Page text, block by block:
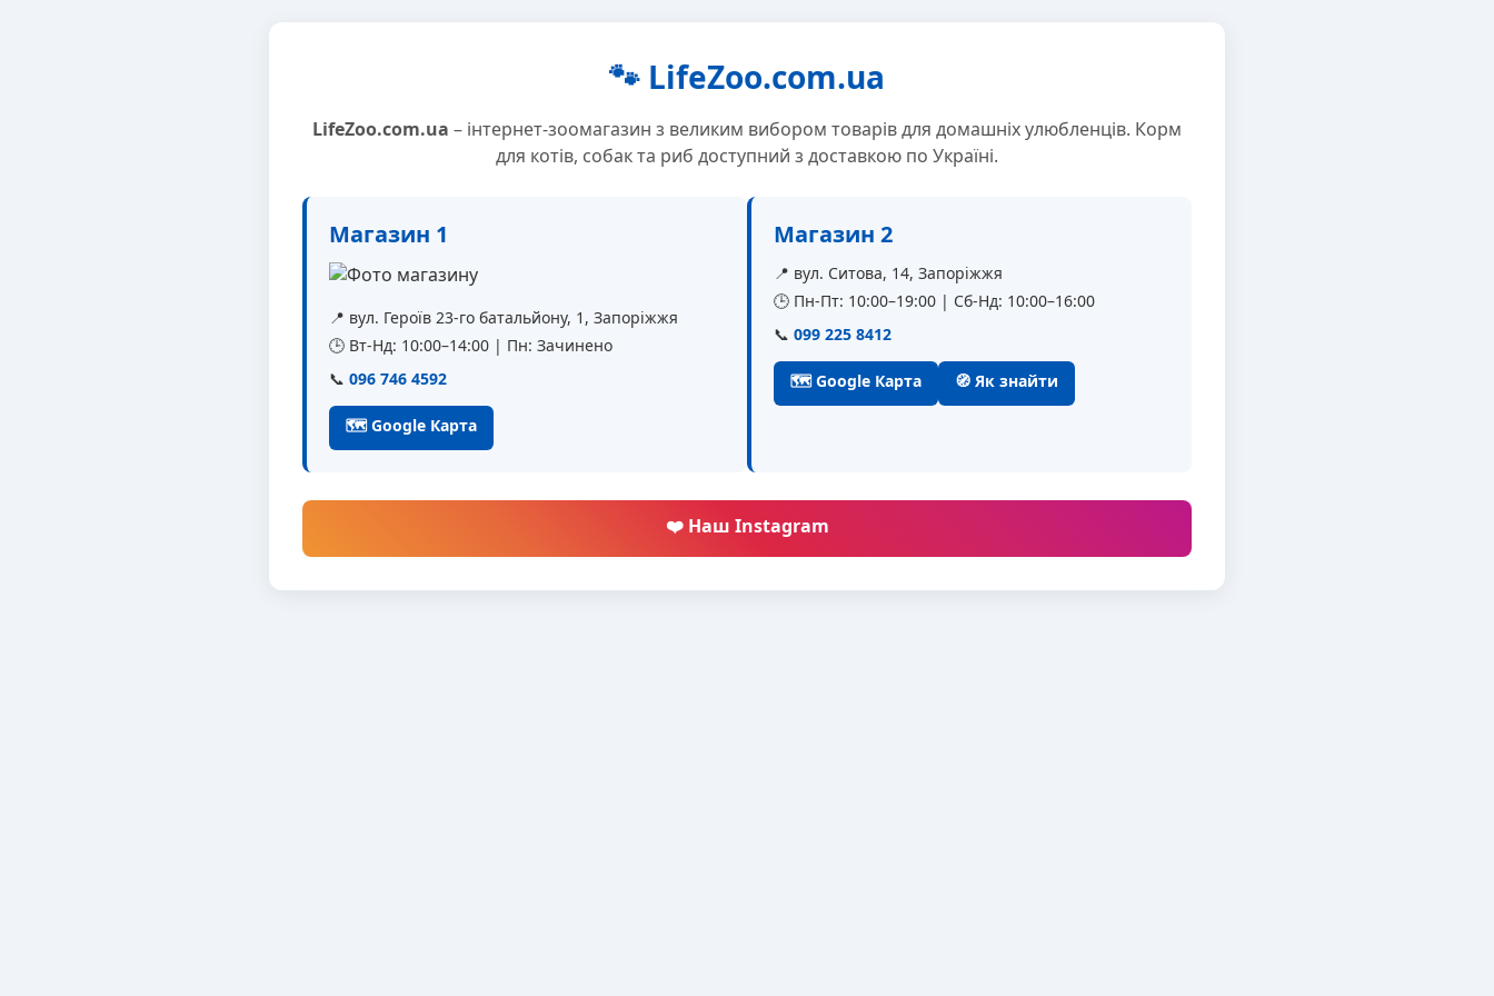
🐾 LifeZoo.com.ua
LifeZoo.com.ua – інтернет-зоомагазин з великим вибором товарів для домашніх улюбленців. Корм
для котів, собак та риб доступний з доставкою по Україні.
Магазин 1
📍 вул. Героїв 23-го батальйону, 1, Запоріжжя
🕒 Вт-Нд: 10:00–14:00 | Пн: Зачинено
📞 096 746 4592
🗺 Google Карта
Магазин 2
📍 вул. Ситова, 14, Запоріжжя
🕒 Пн-Пт: 10:00–19:00 | Сб-Нд: 10:00–16:00
📞 099 225 8412
🗺 Google Карта 🧭 Як знайти
❤️ Наш Instagram